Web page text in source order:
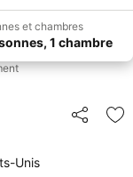
et chambres
1 chambre
Partager
Unis